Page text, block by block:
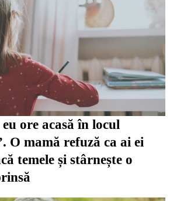
ore acasă în locul
O mamă refuză ca ai ei
temele și stârnește o